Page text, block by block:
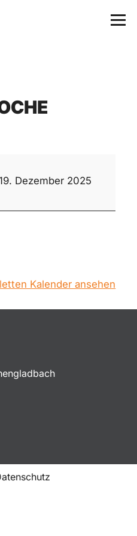
Dezember 2025
Kalender ansehen